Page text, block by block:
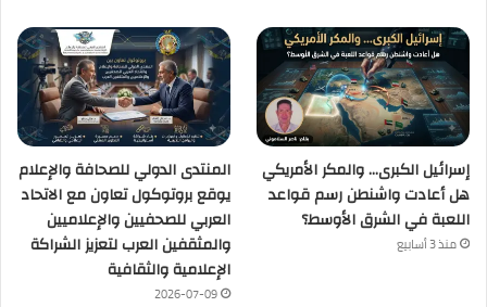
إسرائيل الكبرى… والمكر الأمريكي
هل أعادت واشنطن رسم قواعد
اللعبة في الشرق الأوسط؟
منذ 3 أسابيع
المنتدى الدولي للصحافة والإعلام
يوقع بروتوكول تعاون مع الاتحاد
العربي للصحفيين والإعلاميين
والمثقفين العرب لتعزيز الشراكة
الإعلامية والثقافية
2026-07-09